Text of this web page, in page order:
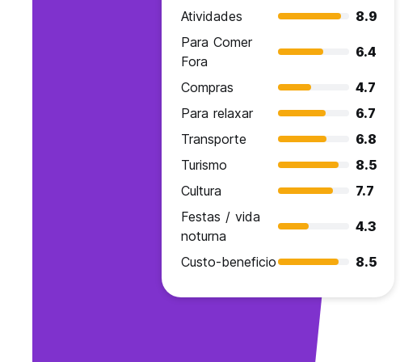
Atividades
8.9
Para Comer
Fora
6.4
Compras
4.7
Para relaxar
6.7
Transporte
6.8
Turismo
8.5
Cultura
7.7
Festas / vida
noturna
4.3
Custo-beneficio 8.5